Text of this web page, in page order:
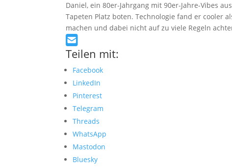
Daniel, ein 80er-Jahrgang mit 90er-Jahre-Vibes
Tapeten Platz boten. Technologie fand er cooler
machen und dabei nicht auf zu viele Regeln
Teilen mit:
Facebook
LinkedIn
Pinterest
Telegram
Threads
WhatsApp
Mastodon
Bluesky